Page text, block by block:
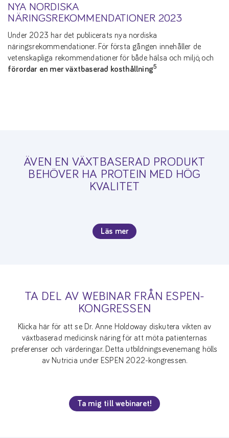
NYA NORDISKA
NÄRINGSREKOMMENDATIONER 2023
Under 2023 har det publicerats nya nordiska
näringsrekommendationer. För första gången innehåller de
vetenskapliga rekommendationer för både hälsa och miljö, och
förordar en mer växtbaserad kosthållning5
ÄVEN EN VÄXTBASERAD PRODUKT
BEHÖVER HA PROTEIN MED HÖG
KVALITET
Läs mer
TA DEL AV WEBINAR FRÅN ESPEN-
KONGRESSEN
Klicka här för att se Dr. Anne Holdoway diskutera vikten av
växtbaserad medicinsk näring för att möta patienternas
preferenser och värderingar. Detta utbildningsevenemang hölls
av Nutricia under ESPEN 2022-kongressen.
Ta mig till webinaret!